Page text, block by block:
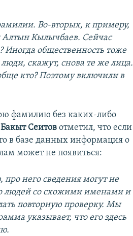
Во-вторых, к примеру,
Алтын Кылычбаев. Сейчас
Иногда общественность тоже
скажут, снова те же лица.
кто? Поэтому включили в
фамилию без каких-либо
Бакыт Сеитов отметил, что если
в базе данных информация о
может не появиться:
него сведения могут не
людей со схожими именами и
повторную проверку. Мы
указывает, что его здесь